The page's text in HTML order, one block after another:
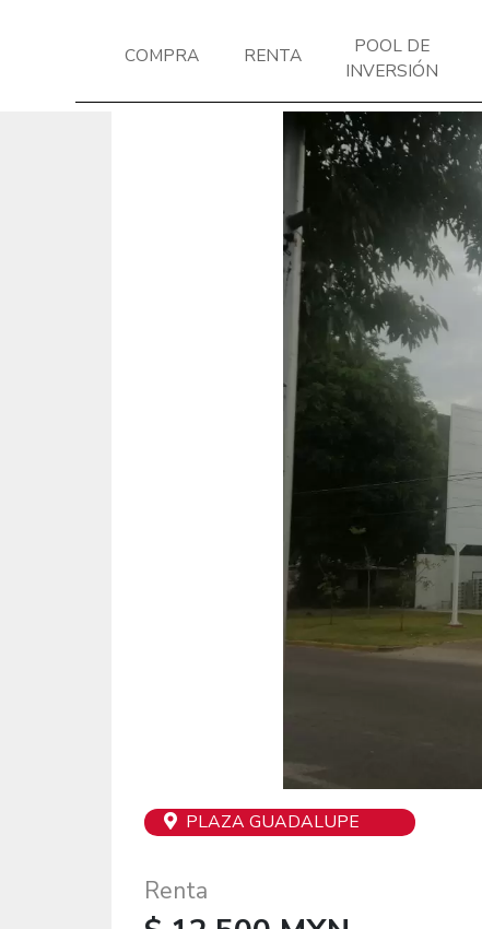
COMPRA RENTA
POOL DE
INVERSIÓN
Previous
PLAZA GUADALUPE
Renta